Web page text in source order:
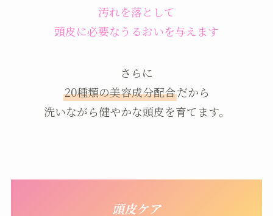
汚れを落として
頭皮に必要なうるおいを与えます
さらに
20種類の美容成分配合だから
洗いながら健やかな頭皮を育てます。
頭皮ケア